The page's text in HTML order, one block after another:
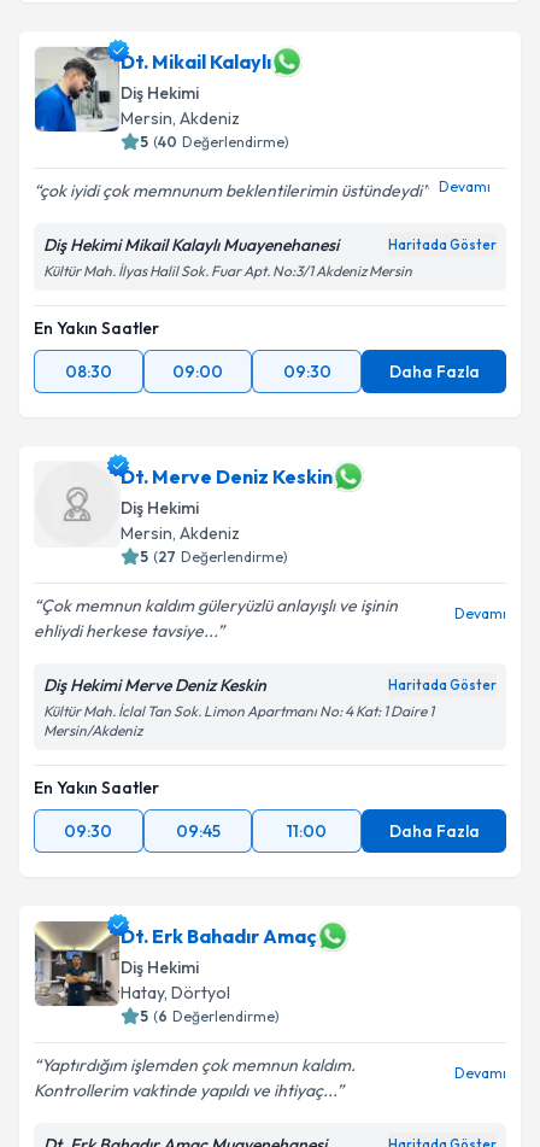
Dt. Mikail Kalaylı
Diş Hekimi
Mersin, Akdeniz
5 (40 Değerlendirme)
çok iyidi çok memnunum beklentilerimin üstündeydi Devamı
Diş Hekimi Mikail Kalaylı Muayenehanesi Haritada Göster
Kültür Mah. İlyas Halil Sok. Fuar Apt. No:3/1 Akdeniz Mersin
En Yakın Saatler
08:30
09:00 09:30 Daha Fazla
Dt. Merve Deniz Keskin
Diş Hekimi
Mersin, Akdeniz
5 (27 Değerlendirme)
Çok memnun kaldım güleryüzlü anlayışlı ve işinin
ehliydi herkese tavsiye...
Devamı
Diş Hekimi Merve Deniz Keskin Haritada Göster
Kültür Mah. İclal Tan Sok. Limon Apartmanı No: 4 Kat: 1 Daire 1
Mersin/Akdeniz
En Yakın Saatler
09:30
09:45 11:00 Daha Fazla
Dt. Erk Bahadır Amaç
Diş Hekimi
Hatay, Dörtyol
5 (6 Değerlendirme)
Yaptırdığım işlemden çok memnun kaldım.
Kontrollerim vaktinde yapıldı ve ihtiyaç...
Devamı